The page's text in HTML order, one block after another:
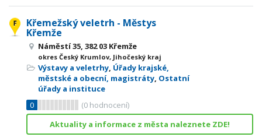
Křemežský veletrh - Městys
Křemže
Náměstí 35, 382 03 Křemže
okres Český Krumlov, Jihočeský kraj
Výstavy a veletrhy, Úřady krajské,
městské a obecní, magistráty, Ostatní
úřady a instituce
0
(0 hodnocení)
Aktuality a informace z města naleznete ZDE!